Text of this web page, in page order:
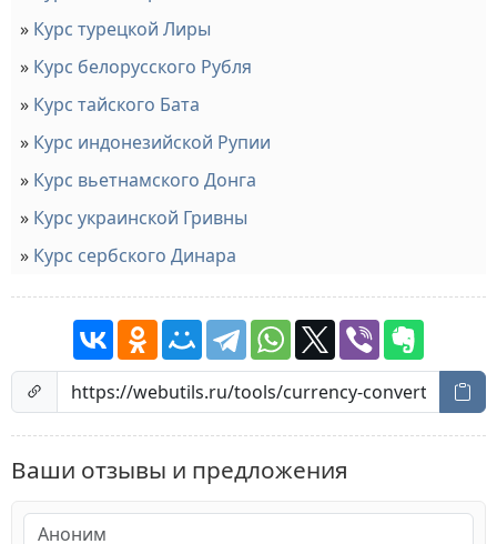
Курс турецкой Лиры
Курс белорусского Рубля
Курс тайского Бата
Курс индонезийской Рупии
Курс вьетнамского Донга
Курс украинской Гривны
Курс сербского Динара
Ваши отзывы и предложения